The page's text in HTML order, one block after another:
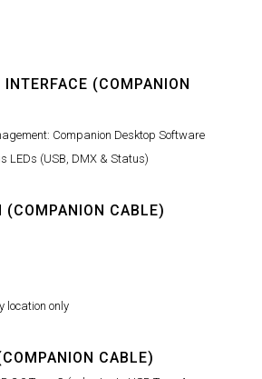
(COMPANION
Companion Desktop Software
LEDs (USB, DMX & Status)
(COMPANION CABLE)
location only
CABLE)